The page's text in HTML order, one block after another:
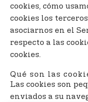
cookies, cómo
cookies los
asociarnos en el
respecto a las
cookies.
Qué son las
Las cookies son
enviados a su